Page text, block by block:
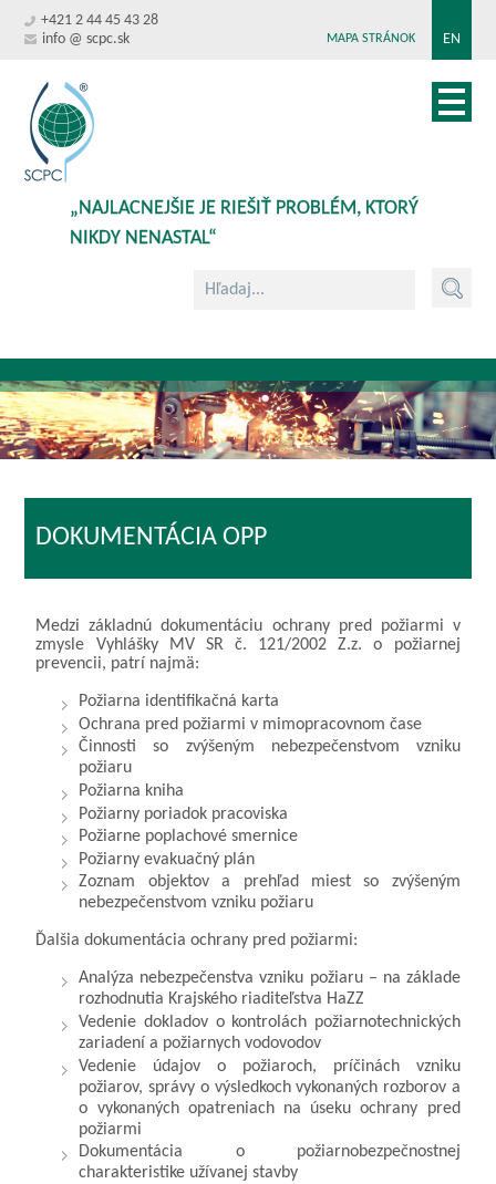
+421 2 44 45 43 28
info @ scpc.sk
EN
MAPA STRÁNOK
„NAJLACNEJŠIE JE RIEŠIŤ PROBLÉM, KTORÝ
NIKDY NENASTAL“
DOKUMENTÁCIA OPP
Medzi základnú dokumentáciu ochrany pred požiarmi v
zmysle Vyhlášky MV SR č. 121/2002 Z.z. o požiarnej
prevencii, patrí najmä:
Požiarna identifikačná karta
Ochrana pred požiarmi v mimopracovnom čase
Činnosti so zvýšeným nebezpečenstvom vzniku
požiaru
Požiarna kniha
Požiarny poriadok pracoviska
Požiarne poplachové smernice
Požiarny evakuačný plán
Zoznam objektov a prehľad miest so zvýšeným
nebezpečenstvom vzniku požiaru
Ďalšia dokumentácia ochrany pred požiarmi:
Analýza nebezpečenstva vzniku požiaru – na základe
rozhodnutia Krajského riaditeľstva HaZZ
Vedenie dokladov o kontrolách požiarnotechnických
zariadení a požiarnych vodovodov
Vedenie údajov o požiaroch, príčinách vzniku
požiarov, správy o výsledkoch vykonaných rozborov a
o vykonaných opatreniach na úseku ochrany pred
požiarmi
Dokumentácia o požiarnobezpečnostnej
charakteristike užívanej stavby